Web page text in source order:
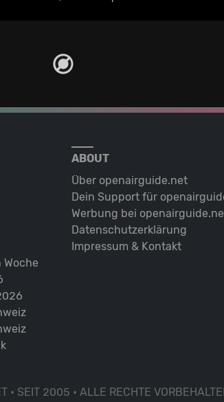
ABOUT
Über openairguide.net
Dein Support für
Werbung bei
Datenschutz­erklärung
Impressum & Kontakt
• SEIT 2005 • ALLE RECHTE